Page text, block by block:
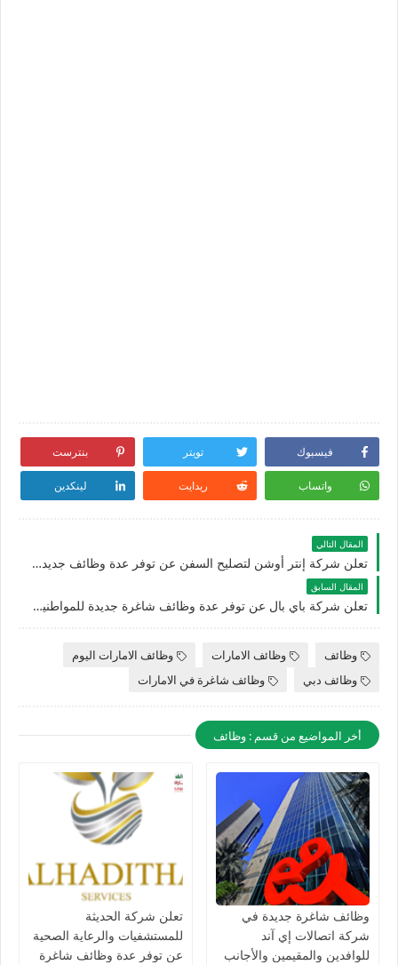
فيسبوك تويتر بنترست
واتساب ريدايت لينكدين
المقال التالي
تعلن شركة إنتر أوشن لتصليح السفن عن توفر عدة وظائف جديدة للمواطنين والأجانب بدبي في الامارات
المقال السابق
تعلن شركة باي بال عن توفر عدة وظائف شاغرة جديدة للمواطنين والأجانب في دبي لعام 2025
وظائف وظائف الامارات
وظائف الامارات اليوم
وظائف دبي
وظائف شاغرة في الامارات
أخر المواضيع من قسم : وظائف
وظائف شاغرة جديدة في
شركة اتصالات إي آند
للوافدين والمقيمين والأجانب
تعلن شركة الحديثة
للمستشفيات والرعاية الصحية
عن توفر عدة وظائف شاغرة